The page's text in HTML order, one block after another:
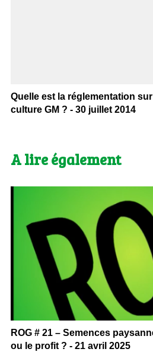
Quelle est la réglementation
culture GM ? - 30 juillet 2014
A lire également
ROG # 21 – Semences
ou le profit ? - 21 avril 2025